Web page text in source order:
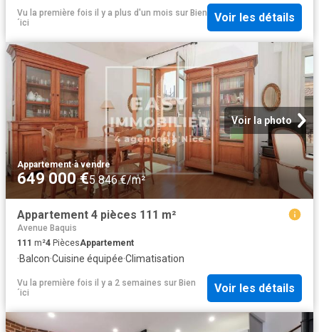
Vu la première fois il y a plus d'un mois sur Bien
´ici
Voir les détails
Voir la photo
Appartement·à vendre
649 000 €5 846 €/m²
Appartement 4 pièces 111 m²
Avenue Baquis
111 m²4 PiècesAppartement
·Balcon·Cuisine équipée·Climatisation
Vu la première fois il y a 2 semaines sur Bien
´ici
Voir les détails